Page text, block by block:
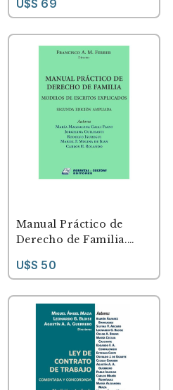
U$S 69
Manual Práctico de
Derecho de Familia.
explicados. 2ª Edición
U$S 50